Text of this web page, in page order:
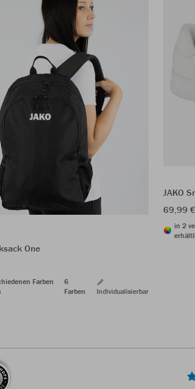
One
Farben
6
Farben
Individualisierbar
JAKO
69,99 €
in 2